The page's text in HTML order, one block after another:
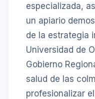
especializada,
un apiario
de la estrategia
Universidad de
Gobierno
salud de las
profesionalizar